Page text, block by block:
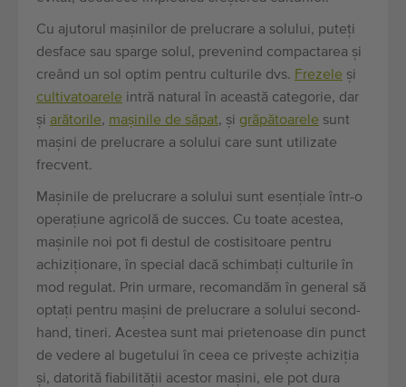
Cu ajutorul mașinilor de prelucrare a solului, puteți
desface sau sparge solul, prevenind compactarea și
creând un sol optim pentru culturile dvs. Frezele și
cultivatoarele intră natural în această categorie, dar
și arătorile, mașinile de săpat, și grăpătoarele sunt
mașini de prelucrare a solului care sunt utilizate
frecvent.
Mașinile de prelucrare a solului sunt esențiale într-o
operațiune agricolă de succes. Cu toate acestea,
mașinile noi pot fi destul de costisitoare pentru
achiziționare, în special dacă schimbați culturile în
mod regulat. Prin urmare, recomandăm în general să
optați pentru mașini de prelucrare a solului second-
hand, tineri. Acestea sunt mai prietenoase din punct
de vedere al bugetului în ceea ce privește achiziția
și, datorită fiabilității acestor mașini, ele pot dura